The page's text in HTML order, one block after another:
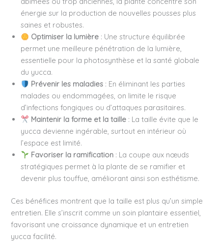
énergie sur la production de nouvelles pousses plus
saines et robustes.
Optimiser la lumière : Une structure équilibrée
permet une meilleure pénétration de la lumière,
essentielle pour la photosynthèse et la santé globale
du yucca.
Prévenir les maladies : En éliminant les parties
malades ou endommagées, on limite le risque
d’infections fongiques ou d’attaques parasitaires.
Maintenir la forme et la taille : La taille évite que le
yucca devienne ingérable, surtout en intérieur où
l’espace est limité.
Favoriser la ramification : La coupe aux nœuds
stratégiques permet à la plante de se ramifier et
devenir plus touffue, améliorant ainsi son esthétisme.
Ces bénéfices montrent que la taille est plus qu’un simple
entretien. Elle s’inscrit comme un soin plantaire essentiel,
favorisant une croissance dynamique et un entretien
yucca facilité.